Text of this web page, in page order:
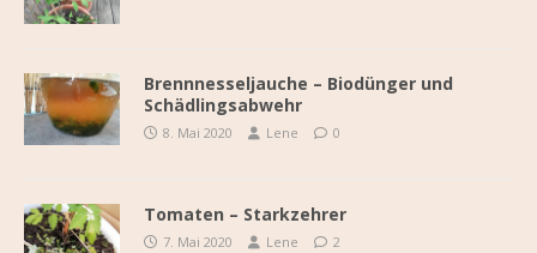
Brennnesseljauche – Biodünger und
Schädlingsabwehr
8. Mai 2020 Lene 0
Tomaten – Starkzehrer
7. Mai 2020 Lene 2